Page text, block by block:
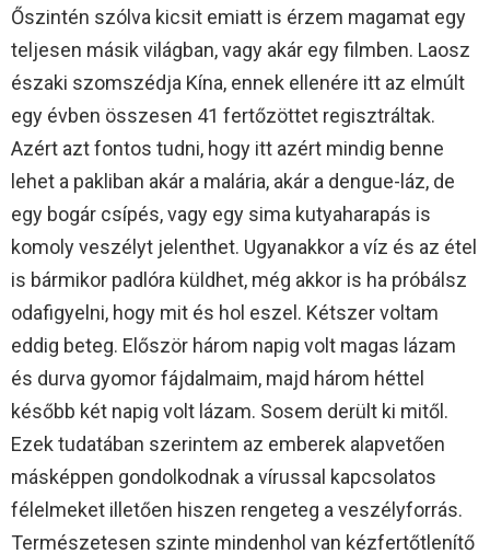
Őszintén szólva kicsit emiatt is érzem magamat egy
teljesen másik világban, vagy akár egy filmben. Laosz
északi szomszédja Kína, ennek ellenére itt az elmúlt
egy évben összesen 41 fertőzöttet regisztráltak.
Azért azt fontos tudni, hogy itt azért mindig benne
lehet a pakliban akár a malária, akár a dengue-láz, de
egy bogár csípés, vagy egy sima kutyaharapás is
komoly veszélyt jelenthet. Ugyanakkor a víz és az étel
is bármikor padlóra küldhet, még akkor is ha próbálsz
odafigyelni, hogy mit és hol eszel. Kétszer voltam
eddig beteg. Először három napig volt magas lázam
és durva gyomor fájdalmaim, majd három héttel
később két napig volt lázam. Sosem derült ki mitől.
Ezek tudatában szerintem az emberek alapvetően
másképpen gondolkodnak a vírussal kapcsolatos
félelmeket illetően hiszen rengeteg a veszélyforrás.
Természetesen szinte mindenhol van kézfertőtlenítő